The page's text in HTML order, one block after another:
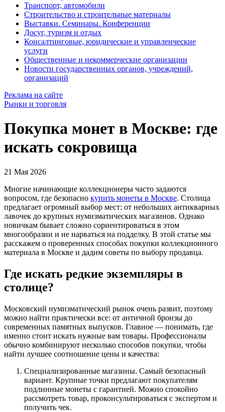
Транспорт, автомобили
Строительство и строительные материалы
Выставки. Семинары. Конференции
Досуг, туризм и отдых
Консалтинговые, юридические и управленческие
услуги
Общественные и некоммерческие организации
Новости государственных органов, учреждений,
организаций
Реклама на сайте
Рынки и торговля
Покупка монет в Москве: где
искать сокровища
21 Мая 2026
Многие начинающие коллекционеры часто задаются
вопросом, где безопасно купить монеты в Москве. Столица
предлагает огромный выбор мест: от небольших антикварных
лавочек до крупных нумизматических магазинов. Однако
новичкам бывает сложно сориентироваться в этом
многообразии и не нарваться на подделку. В этой статье мы
расскажем о проверенных способах покупки коллекционного
материала в Москве и дадим советы по выбору продавца.
Где искать редкие экземпляры в
столице?
Московский нумизматический рынок очень развит, поэтому
можно найти практически все: от античной бронзы до
современных памятных выпусков. Главное — понимать, где
именно стоит искать нужные вам товары. Профессионалы
обычно комбинируют несколько способов покупки, чтобы
найти лучшее соотношение цены и качества:
Специализированные магазины. Самый безопасный
вариант. Крупные точки предлагают покупателям
подлинные монеты с гарантией. Можно спокойно
рассмотреть товар, проконсультироваться с экспертом и
получить чек.